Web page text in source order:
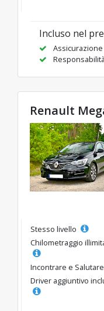
Incluso nel
Renault
Stesso livello
Chilometraggio
Incontrare e Salutare
Driver aggiuntivo